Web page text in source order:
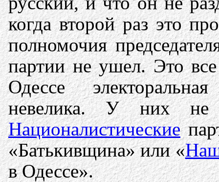
когда второй раз это
полномочия
партии не ушел. Это
Одессе
невелика. У них не
Националистические
«Батькивщина» или «
в Одессе».